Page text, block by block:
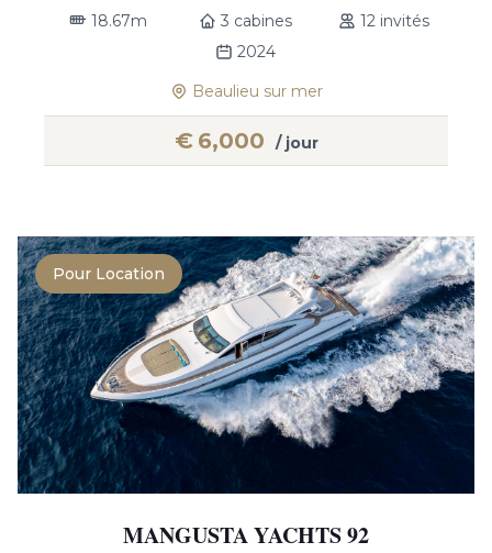
18.67m 3 cabines
12 invités
2024
Beaulieu sur mer
€ 6,000 / jour
Pour Location
MANGUSTA YACHTS 92